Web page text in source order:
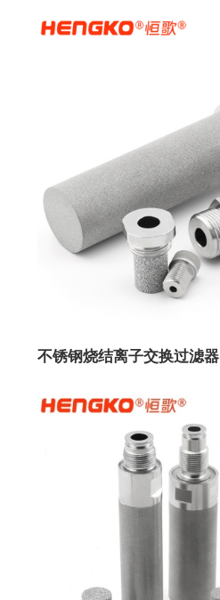
不锈钢烧结离子交换过滤器